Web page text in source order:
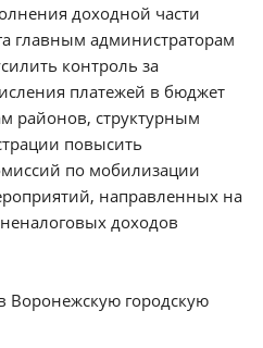
доходной части
главным администраторам
контроль за
платежей в бюджет
районов, структурным
повысить
по мобилизации
направленных на
доходов
Воронежскую городскую